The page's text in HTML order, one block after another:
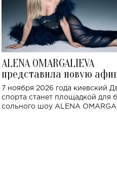
ALENA OMARGALIEVA
представила новую
большого концерта во
спорта
7 ноября 2026 года киевский
спорта станет площадкой для
сольного шоу ALENA